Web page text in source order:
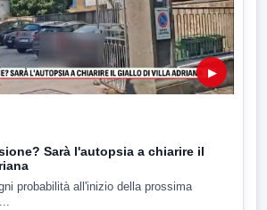
▶
Sarà l'autopsia a chiarire il
probabilità all'inizio della prossima